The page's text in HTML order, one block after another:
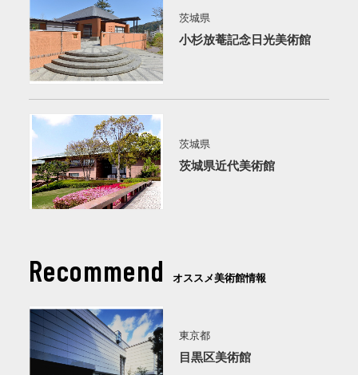
茨城県
小杉放菴記念日光美術館
茨城県
茨城県近代美術館
Recommend オススメ美術館情報
東京都
目黒区美術館